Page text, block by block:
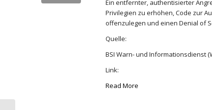
Ein entfernter, authentisierter
Privilegien zu erhöhen, Code zur
offenzulegen und einen Denial of
Quelle:
BSI Warn- und Informationsdienst
Link:
Read More